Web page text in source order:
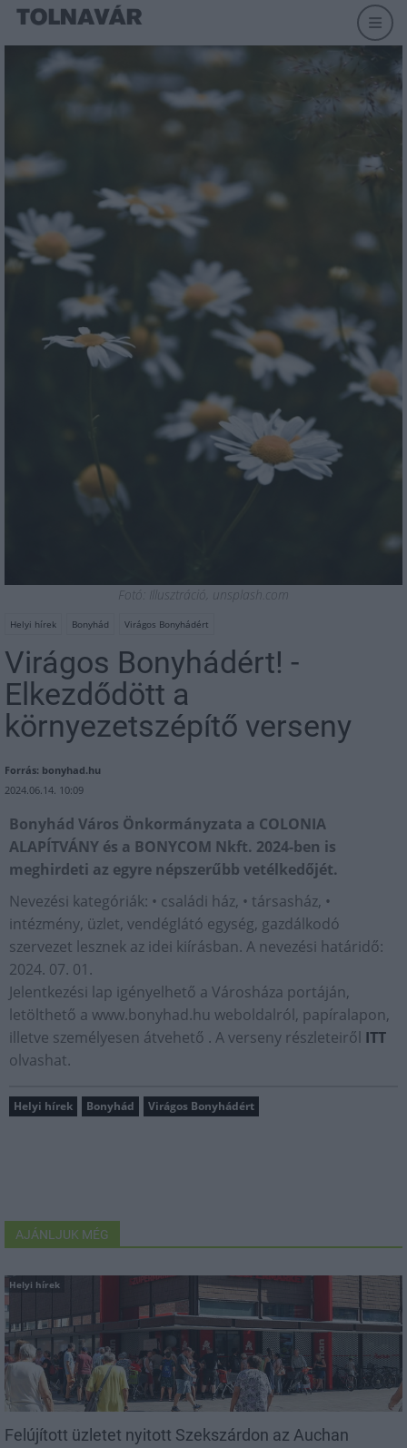
Fotó: Illusztráció, unsplash.com
Helyi hírek Bonyhád Virágos Bonyhádért
Virágos Bonyhádért! -
Elkezdődött a
környezetszépítő verseny
Forrás: bonyhad.hu
2024.06.14. 10:09
Bonyhád Város Önkormányzata a COLONIA
ALAPÍTVÁNY és a BONYCOM Nkft. 2024-ben is
meghirdeti az egyre népszerűbb vetélkedőjét.
Nevezési kategóriák: • családi ház, • társasház, •
intézmény, üzlet, vendéglátó egység, gazdálkodó
szervezet lesznek az idei kiírásban. A nevezési határidő:
2024. 07. 01.
Jelentkezési lap igényelhető a Városháza portáján,
letölthető a www.bonyhad.hu weboldalról, papíralapon,
illetve személyesen átvehető . A verseny részleteiről ITT
olvashat.
Helyi hírek Bonyhád Virágos Bonyhádért
AJÁNLJUK MÉG
Helyi hírek
Felújított üzletet nyitott Szekszárdon az Auchan